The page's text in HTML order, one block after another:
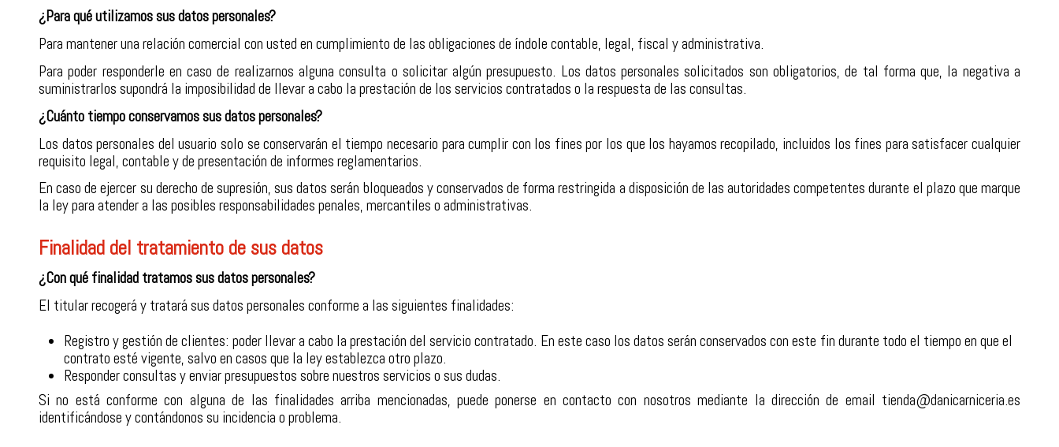
¿Para qué utilizamos sus datos personales?
Para mantener una relación comercial con usted en cumplimiento de las obligaciones de índole contable, legal, fiscal y administrativa.
Para poder responderle en caso de realizarnos alguna consulta o solicitar algún presupuesto. Los datos personales solicitados son obligatorios, de tal forma que, la negativa a
suministrarlos supondrá la imposibilidad de llevar a cabo la prestación de los servicios contratados o la respuesta de las consultas.
¿Cuánto tiempo conservamos sus datos personales?
Los datos personales del usuario solo se conservarán el tiempo necesario para cumplir con los fines por los que los hayamos recopilado, incluidos los fines para satisfacer cualquier
requisito legal, contable y de presentación de informes reglamentarios.
En caso de ejercer su derecho de supresión, sus datos serán bloqueados y conservados de forma restringida a disposición de las autoridades competentes durante el plazo que marque
la ley para atender a las posibles responsabilidades penales, mercantiles o administrativas.
Finalidad del tratamiento de sus datos
¿Con qué finalidad tratamos sus datos personales?
El titular recogerá y tratará sus datos personales conforme a las siguientes finalidades:
Registro y gestión de clientes: poder llevar a cabo la prestación del servicio contratado. En este caso los datos serán conservados con este fin durante todo el tiempo en que el
contrato esté vigente, salvo en casos que la ley establezca otro plazo.
Responder consultas y enviar presupuestos sobre nuestros servicios o sus dudas.
Si no está conforme con alguna de las finalidades arriba mencionadas, puede ponerse en contacto con nosotros mediante la dirección de email tienda@danicarniceria.es
identificándose y contándonos su incidencia o problema.